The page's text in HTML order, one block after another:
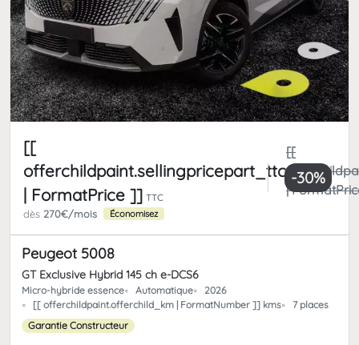
[[
offerchildpaint.sellingpricepart_ttc
| FormatPrice ]] TTC
[[
|
dès 270€/mois Économisez
-30%
Peugeot 5008
GT Exclusive Hybrid 145 ch e-DCS6
Micro-hybride essence Automatique
2026
[[ offerchildpaint.offerchild_km | FormatNumber ]] kms
7 places
Garantie Constructeur